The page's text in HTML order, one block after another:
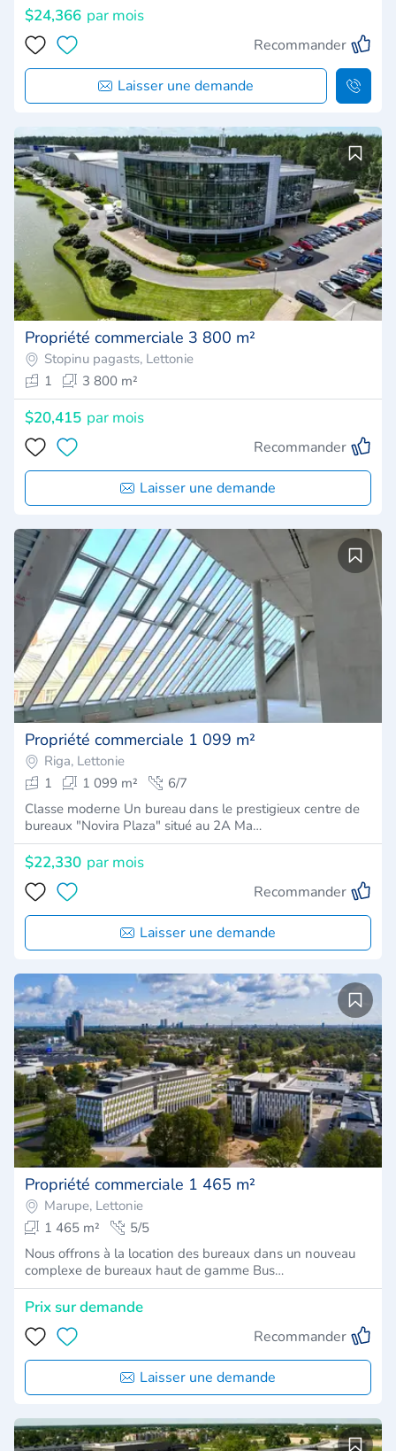
$24,366 par mois
Recommander
Laisser une demande
Propriété commerciale 3 800 m²
Stopinu pagasts, Lettonie
1
3 800 m²
$20,415 par mois
Recommander
Laisser une demande
Propriété commerciale 1 099 m²
Riga, Lettonie
1
1 099 m²
6/7
Classe moderne Un bureau dans le prestigieux centre de
bureaux "Novira Plaza" situé au 2A Ma…
$22,330 par mois
Recommander
Laisser une demande
Propriété commerciale 1 465 m²
Marupe, Lettonie
1 465 m²
5/5
Nous offrons à la location des bureaux dans un nouveau
complexe de bureaux haut de gamme Bus…
Prix ​​sur demande
Recommander
Laisser une demande